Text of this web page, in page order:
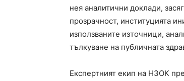
нея аналитични доклади,
прозрачност, институцията
използваните източници,
тълкуване на публичната
Експертният екип на НЗОК